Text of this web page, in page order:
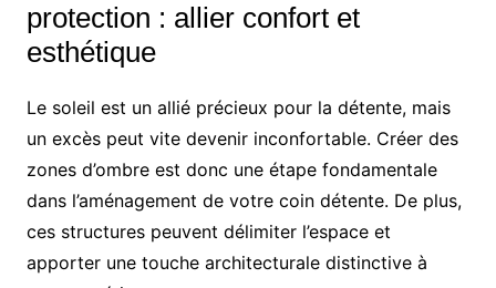
protection : allier confort et
esthétique
Le soleil est un allié précieux pour la détente, mais
un excès peut vite devenir inconfortable. Créer des
zones d’ombre est donc une étape fondamentale
dans l’aménagement de votre coin détente. De plus,
ces structures peuvent délimiter l’espace et
apporter une touche architecturale distinctive à